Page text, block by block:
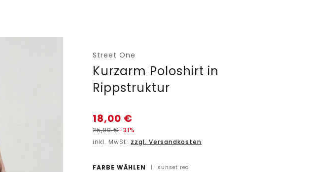
Street One
Kurzarm Poloshirt in
Rippstruktur
18,00 €
25,99€-31%
inkl. MwSt. zzgl. Versandkosten
FARBE WÄHLEN | sunset red